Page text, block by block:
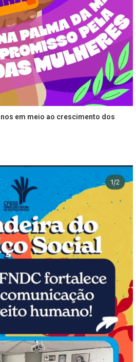
em meio ao crescimento dos